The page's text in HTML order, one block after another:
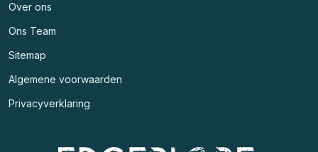
Over ons
Ons Team
Sitemap
Algemene voorwaarden
Privacyverklaring